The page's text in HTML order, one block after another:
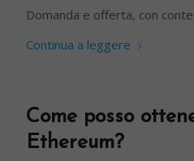
Domanda e offerta, con
Continua a leggere
Come posso
Ethereum?